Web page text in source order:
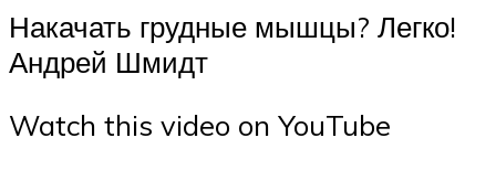
Накачать грудные мышцы? Легко!
Андрей Шмидт
Watch this video on YouTube